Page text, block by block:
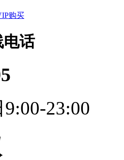
购买
电话
23:00